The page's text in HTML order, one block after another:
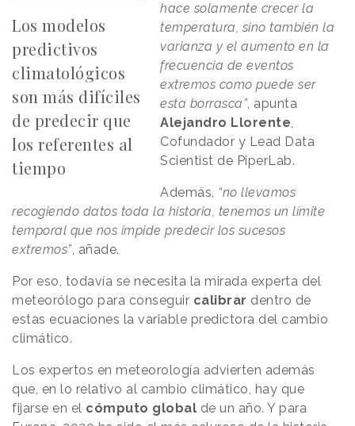
Los modelos
predictivos
climatológicos
son más difíciles
de predecir que
los referentes al
tiempo
hace solamente crecer la
temperatura, sino también la
varianza y el aumento en la
frecuencia de eventos
extremos como puede ser
esta borrasca”, apunta
Alejandro Llorente,
Cofundador y Lead Data
Scientist de PiperLab.
Además, “no llevamos
recogiendo datos toda la historia, tenemos un límite
temporal que nos impide predecir los sucesos
extremos”, añade.
Por eso, todavía se necesita la mirada experta del
meteorólogo para conseguir calibrar dentro de
estas ecuaciones la variable predictora del cambio
climático.
Los expertos en meteorología advierten además
que, en lo relativo al cambio climático, hay que
fijarse en el cómputo global de un año. Y para